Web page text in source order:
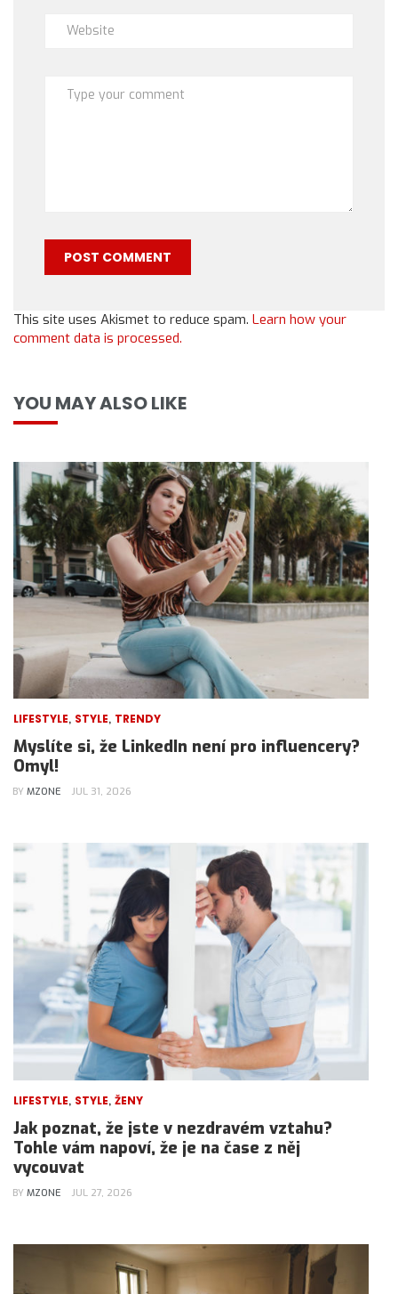
This site uses Akismet to reduce spam. Learn how your
comment data is processed.
YOU MAY ALSO LIKE
LIFESTYLE, STYLE, TRENDY
Myslíte si, že LinkedIn není pro influencery?
Omyl!
BY MZONE JUL 31, 2026
LIFESTYLE, STYLE, ŽENY
Jak poznat, že jste v nezdravém vztahu?
Tohle vám napoví, že je na čase z něj
vycouvat
BY MZONE JUL 27, 2026